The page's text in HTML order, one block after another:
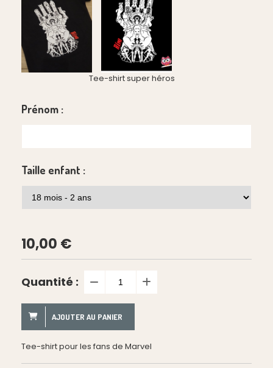
Tee-shirt super héros
Prénom :
Taille enfant :
10,00 €
Quantité :
AJOUTER AU PANIER
Tee-shirt pour les fans de Marvel